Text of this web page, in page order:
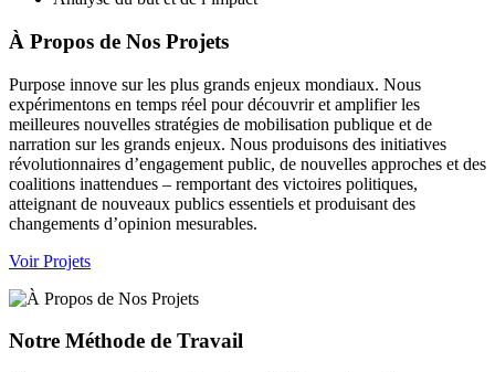
À Propos de Nos Projets
Purpose innove sur les plus grands enjeux mondiaux. Nous
expérimentons en temps réel pour découvrir et amplifier les
meilleures nouvelles stratégies de mobilisation publique et de
narration sur les grands enjeux. Nous produisons des initiatives
révolutionnaires d’engagement public, de nouvelles approches et des
coalitions inattendues – remportant des victoires politiques,
atteignant de nouveaux publics essentiels et produisant des
changements d’opinion mesurables.
Voir Projets
Notre Méthode de Travail